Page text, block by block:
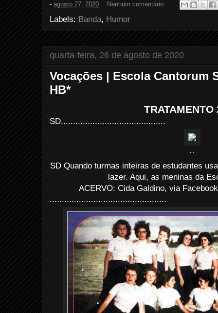
b
o
o
k
t
r
e
s
t
e
- agosto 27, 2020 Nenhum comentário:
Labels: Banda, Humor
quarta-feira, 26 de agosto de 2020
Vocações | Escola Cantorum
HB*
TRATAMENTO
SD...........................................
SD Quando turmas inteiras de estudantes
lazer. Aqui, as meninas da
ACERVO: Cida Galdino, via
................................................